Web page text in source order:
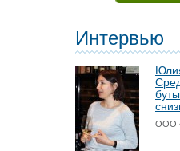
Интервью
ООО